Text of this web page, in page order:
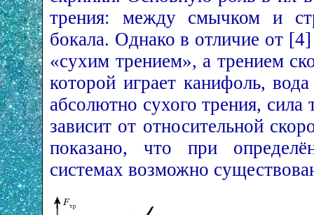
трения: между смычком и
бокала. Однако в отличие от
«сухим трением», а трением
которой играет канифоль,
абсолютно сухого трения, сила
зависит от относительной
показано, что при
системах возможно